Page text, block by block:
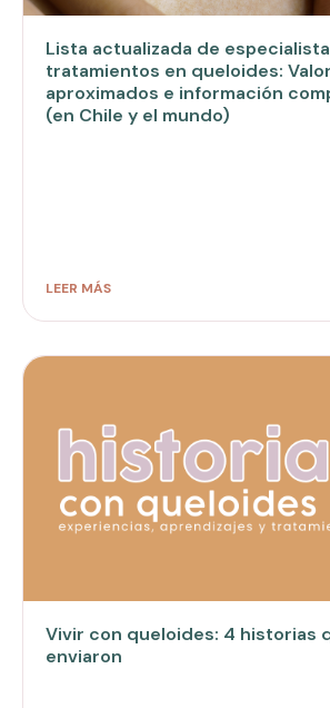
Lista actualizada de
tratamientos en queloides:
aproximados e información
(en Chile y el mundo)
LEER MÁS
Vivir con queloides: 4 historias
enviaron